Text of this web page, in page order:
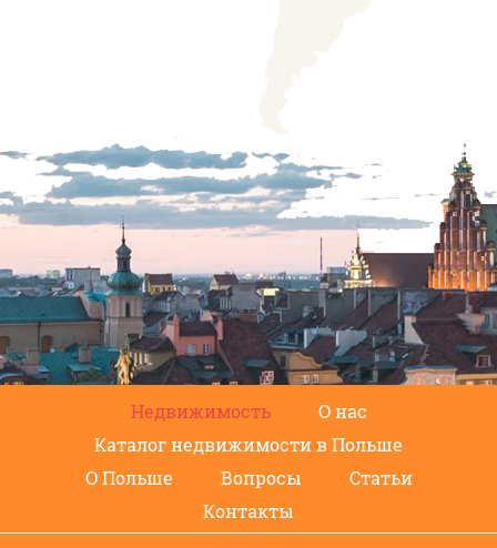
Недвижимость
О нас
Каталог недвижимости в Польше
О Польше
Вопросы
Статьи
Контакты